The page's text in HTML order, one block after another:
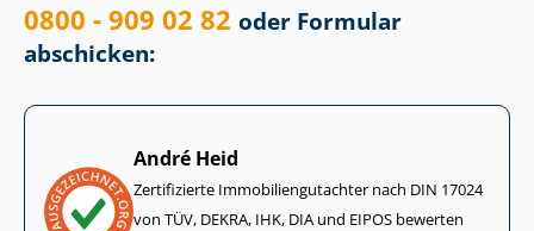
0800 - 909 02 82 oder Formular
abschicken:
André Heid
Zertifizierte Im­mo­bi­li­en­gut­ach­ter nach DIN 17024
von TÜV, DEKRA, IHK, DIA und EIPOS bewerten